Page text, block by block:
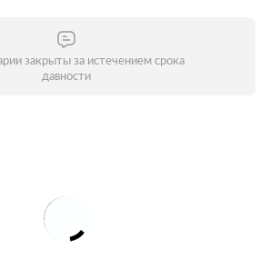
закрыты за истечением срока
давности